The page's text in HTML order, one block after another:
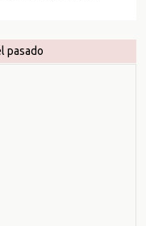
pasado